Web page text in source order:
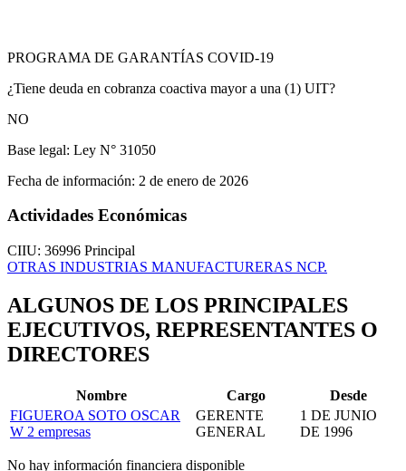
PROGRAMA DE GARANTÍAS COVID-19
¿Tiene deuda en cobranza coactiva mayor a una (1) UIT?
NO
Base legal: Ley N° 31050
Fecha de información: 2 de enero de 2026
Actividades Económicas
CIIU: 36996 Principal
OTRAS INDUSTRIAS MANUFACTURERAS NCP.
ALGUNOS DE LOS PRINCIPALES
EJECUTIVOS, REPRESENTANTES O
DIRECTORES
Nombre Cargo
Desde
FIGUEROA SOTO OSCAR
W 2 empresas
GERENTE
GENERAL
1 DE JUNIO
DE 1996
No hay información financiera disponible